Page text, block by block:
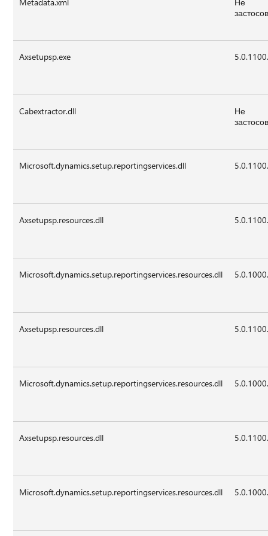
Axsetupsp.exe
Cabextractor.dll
Не
Microsoft.dynamics.setup.reportingservices.dll
Axsetupsp.resources.dll
Microsoft.dynamics.setup.reportingservices.resources.dll
Axsetupsp.resources.dll
Microsoft.dynamics.setup.reportingservices.resources.dll
Axsetupsp.resources.dll
Microsoft.dynamics.setup.reportingservices.resources.dll